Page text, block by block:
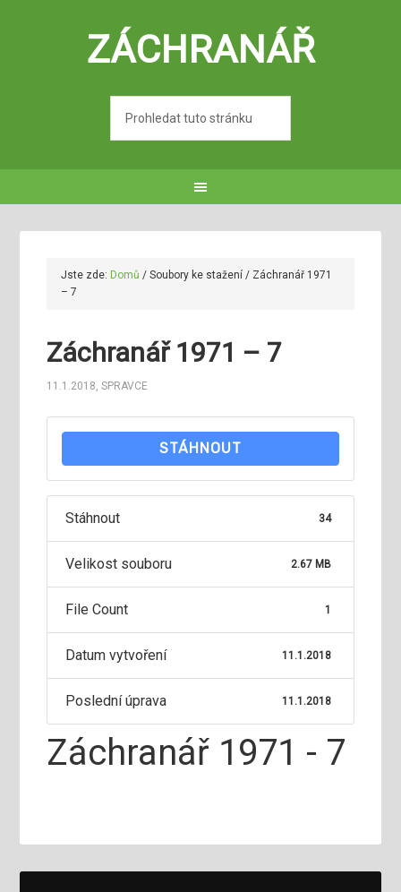
ZÁCHRANÁŘ
Jste zde: Domů / Soubory ke stažení/ Záchranář 1971
– 7
Záchranář 1971 – 7
11.1.2018,SPRAVCE
STÁHNOUT
Stáhnout 34
Velikost souboru 2.67 MB
File Count 1
Datum vytvoření 11.1.2018
Poslední úprava 11.1.2018
Záchranář 1971 - 7